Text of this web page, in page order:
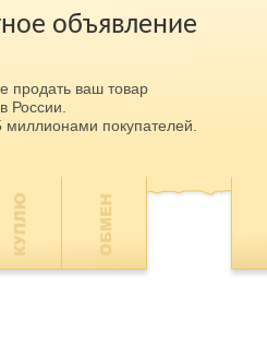
объявление
продать ваш товар
России.
покупателей.